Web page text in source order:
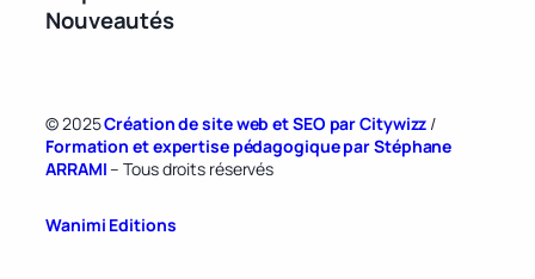
Nouveautés
© 2025Création de site web et SEO par Citywizz /
Formation et expertise pédagogique par Stéphane
ARRAMI– Tous droits réservés
Wanimi Editions